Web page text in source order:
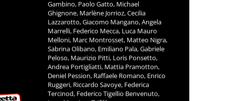
Gambino, Paolo Gatto, Michael
Ghignone, Marlène Jorrioz, Cecilia
Lazzarotto, Giacomo Mangano, Angela
Marrelli, Federico Mecca, Luca Mauro
Melloni, Marc Montrosset, Matteo Nigra,
Sabrina Olibano, Emiliano Pala, Gabriele
Peloso, Maurizio Pitti, Loris Ponsetto,
Andrea Portigliatti, Mattia Pramotton,
Deniel Pession, Raffaele Romano, Enrico
Ruggeri, Riccardo Savoye, Federica
Tercinod, Federico Tigellio Benvenuto,